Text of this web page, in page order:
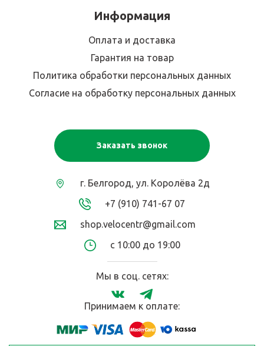
Информация
Оплата и доставка
Гарантия на товар
Политика обработки персональных данных
Согласие на обработку персональных данных
Заказать звонок
г. Белгород, ул. Королёва 2д
+7 (910) 741-67 07
shop.velocentr@gmail.com
с 10:00 до 19:00
Мы в соц. сетях:
Принимаем к оплате: